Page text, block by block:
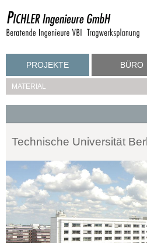
PROJEKTE BÜRO
MATERIAL
Technische Universität